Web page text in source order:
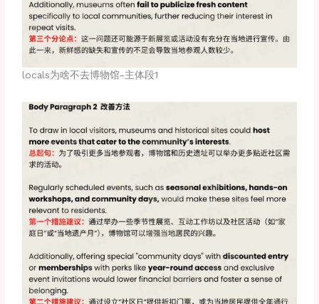
locals为啥不去博物馆-主体段1